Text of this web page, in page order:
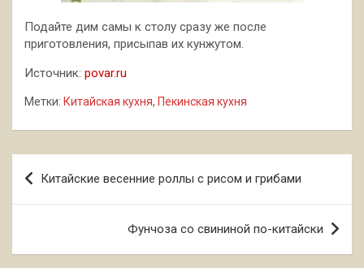
Подайте дим самы к столу сразу же после
приготовления, присыпав их кунжутом.
Источник: povar.ru
Метки: Китайская кухня, Пекинская кухня
Навигация
по
Китайские весенние роллы с рисом и грибами
Фунчоза со свининой по-китайски